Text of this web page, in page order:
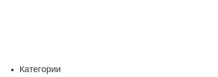
Категории